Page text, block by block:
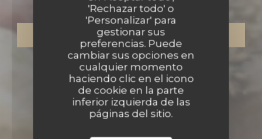
'Rechazar todo' o
'Personalizar' para
gestionar sus
preferencias. Puede
cambiar sus opciones en
cualquier momento
haciendo clic en el icono
de cookie en la parte
inferior izquierda de las
páginas del sitio.
RESERVAR UNA MESA